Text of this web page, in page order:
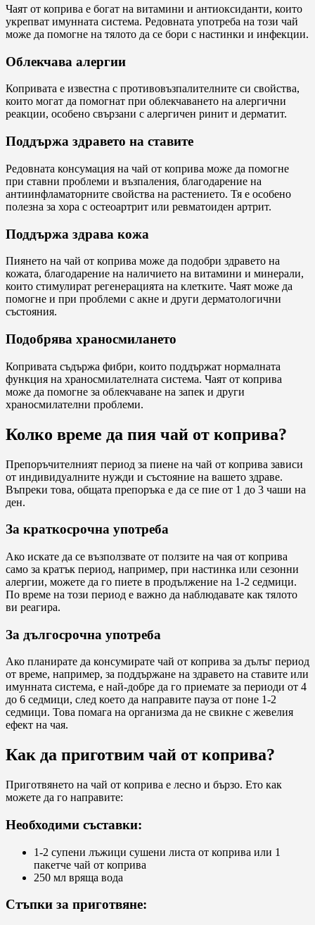
Чаят от коприва е богат на витамини и антиоксиданти, които
укрепват имунната система. Редовната употреба на този чай
може да помогне на тялото да се бори с настинки и инфекции.
Облекчава алергии
Копривата е известна с противовъзпалителните си свойства,
които могат да помогнат при облекчаването на алергични
реакции, особено свързани с алергичен ринит и дерматит.
Поддържа здравето на ставите
Редовната консумация на чай от коприва може да помогне
при ставни проблеми и възпаления, благодарение на
антиинфламаторните свойства на растението. Тя е особено
полезна за хора с остеоартрит или ревматоиден артрит.
Поддържа здрава кожа
Пиянето на чай от коприва може да подобри здравето на
кожата, благодарение на наличието на витамини и минерали,
които стимулират регенерацията на клетките. Чаят може да
помогне и при проблеми с акне и други дерматологични
състояния.
Подобрява храносмилането
Копривата съдържа фибри, които поддържат нормалната
функция на храносмилателната система. Чаят от коприва
може да помогне за облекчаване на запек и други
храносмилателни проблеми.
Колко време да пия чай от коприва?
Препоръчителният период за пиене на чай от коприва зависи
от индивидуалните нужди и състояние на вашето здраве.
Въпреки това, общата препоръка е да се пие от 1 до 3 чаши на
ден.
За краткосрочна употреба
Ако искате да се възползвате от ползите на чая от коприва
само за кратък период, например, при настинка или сезонни
алергии, можете да го пиете в продължение на 1-2 седмици.
По време на този период е важно да наблюдавате как тялото
ви реагира.
За дългосрочна употреба
Ако планирате да консумирате чай от коприва за дълъг период
от време, например, за поддържане на здравето на ставите или
имунната система, е най-добре да го приемате за периоди от 4
до 6 седмици, след което да направите пауза от поне 1-2
седмици. Това помага на организма да не свикне с жевелия
ефект на чая.
Как да приготвим чай от коприва?
Приготвянето на чай от коприва е лесно и бързо. Ето как
можете да го направите:
Необходими съставки:
1-2 супени лъжици сушени листа от коприва или 1
пакетче чай от коприва
250 мл вряща вода
Стъпки за приготвяне: